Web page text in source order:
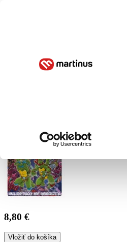
8,80 €
Vložiť do košíka